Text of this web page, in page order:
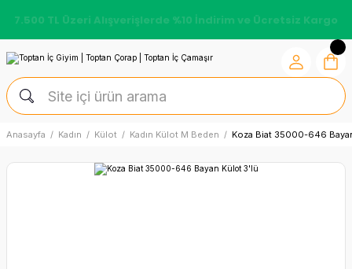
7.500 TL Üzeri Alışverişlerde %10 İndirim ve Ücretsiz Kargo
Anasayfa Kadın Külot Kadın Külot M Beden Koza Biat 35000-646